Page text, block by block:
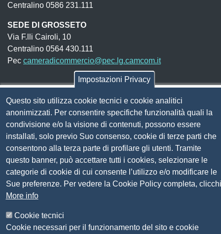
Centralino 0586 231.111
SEDE DI GROSSETO
Via F.lli Cairoli, 10
Centralino 0564 430.111
Pec cameradicommercio@pec.lg.camcom.it
Codice fiscale e Partita Iva:
Codice univoco fatturazione elettronica:
Pagare con PagoPA
Seguici su
Sito web
Amministrazione trasparente
Mappa del sito
Social Media Policy
Dichiarazione di accessibilità
Impostazioni Privacy
Questo sito utilizza cookie tecnici e cookie analitici
anonimizzati. Per consentire specifiche funzionalità quali la
condivisione e/o la visione di contenuti, possono essere
installati, solo previo Suo consenso, cookie di terze parti che
consentono alla terza parte di profilare gli utenti. Tramite
questo banner, può accettare tutti i cookies, selezionare le
categorie di cookie di cui consente l’utilizzo e/o modificare le
Sue preferenze. Per vedere la Cookie Policy completa, clicchi
More info
Cookie tecnici
Cookie necessari per il funzionamento del sito e cookie